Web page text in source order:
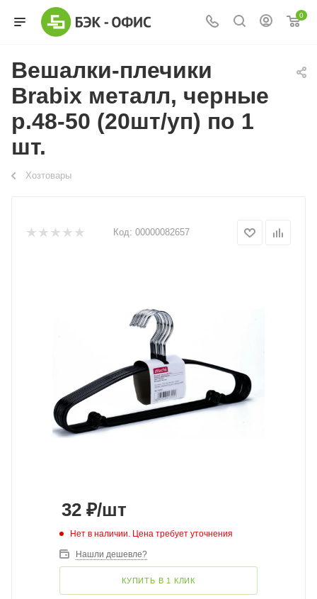
0
Вешалки-плечики
Brabix металл, черные
р.48-50 (20шт/уп) по 1
шт.
Хозтовары
Код: 00000082657
32 ₽/шт
Нет в наличии. Цена требует уточнения
Нашли дешевле?
КУПИТЬ В 1 КЛИК